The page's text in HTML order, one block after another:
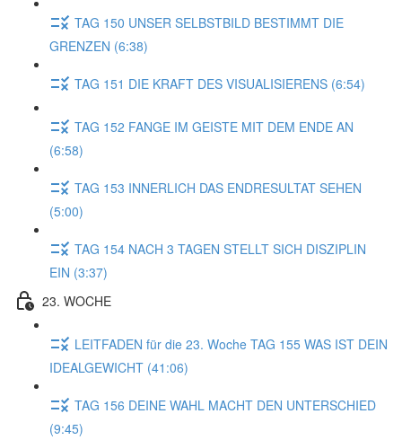
TAG 150 UNSER SELBSTBILD BESTIMMT DIE
GRENZEN (6:38)
TAG 151 DIE KRAFT DES VISUALISIERENS (6:54)
TAG 152 FANGE IM GEISTE MIT DEM ENDE AN
(6:58)
TAG 153 INNERLICH DAS ENDRESULTAT SEHEN
(5:00)
TAG 154 NACH 3 TAGEN STELLT SICH DISZIPLIN
EIN (3:37)
23. WOCHE
LEITFADEN für die 23. Woche TAG 155 WAS IST DEIN
IDEALGEWICHT (41:06)
TAG 156 DEINE WAHL MACHT DEN UNTERSCHIED
(9:45)